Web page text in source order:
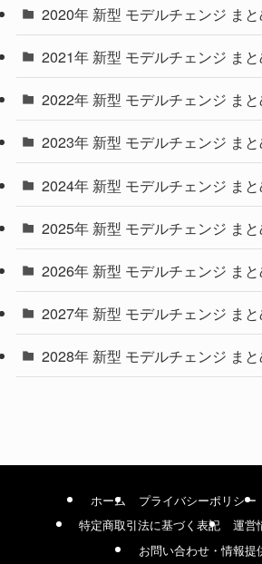
(10)
(9)
(22)
(4)
(9)
(4)
(1)
2020年 新型 モデルチェンジ ま
2021年 新型 モデルチェンジ ま
2022年 新型 モデルチェンジ ま
2023年 新型 モデルチェンジ ま
2024年 新型 モデルチェンジ ま
2025年 新型 モデルチェンジ ま
2026年 新型 モデルチェンジ ま
2027年 新型 モデルチェンジ ま
2028年 新型 モデルチェンジ ま
ホーム プライバシーポリシー
特定商取引法に基づく表記
運営
お問い合わせ・情報提